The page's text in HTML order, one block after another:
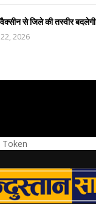
से जिले की तस्वीर बदलेगी
22, 2026
Token